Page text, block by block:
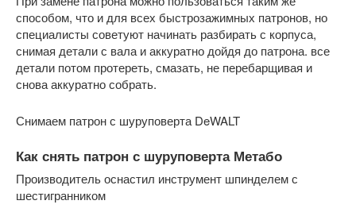
способом, что и для всех быстрозажимных патронов, но
специалисты советуют начинать разбирать с корпуса,
снимая детали с вала и аккуратно дойдя до патрона. все
детали потом протереть, смазать, не перебарщивая и
снова аккуратно собрать.
Снимаем патрон с шуруповерта DeWALT
Как снять патрон с шуруповерта Метабо
Производитель оснастил инструмент шпинделем с
шестигранником